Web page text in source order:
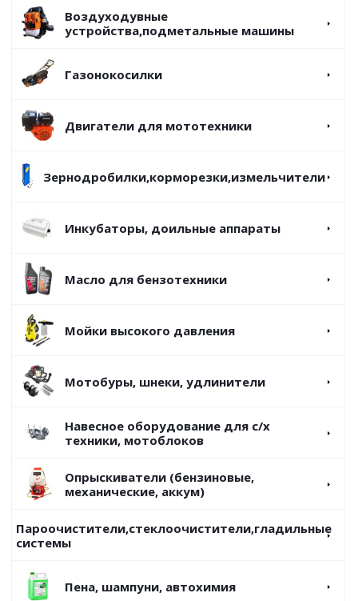
Воздуходувные
устройства,подметальные машины
Газонокосилки
Двигатели для мототехники
Зернодробилки,корморезки,измельчители
Инкубаторы, доильные аппараты
Масло для бензотехники
Мойки высокого давления
Мотобуры, шнеки, удлинители
Навесное оборудование для с/х
техники, мотоблоков
Опрыскиватели (бензиновые,
механические, аккум)
Пароочистители,стеклоочистители,гладильные
системы
Пена, шампуни, автохимия